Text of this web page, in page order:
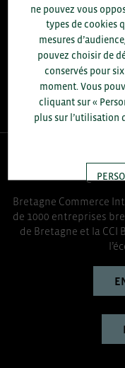
+1.700
96 %
enquête
QUI-
Bretagne Commerce
de 1000 entreprises
de Bretagne et la CCI
ne pouvez vous
types de cookies
mesures
pouvez choisir de
conservés pour
moment. Vous
cliquant sur «
plus sur l’utilisation